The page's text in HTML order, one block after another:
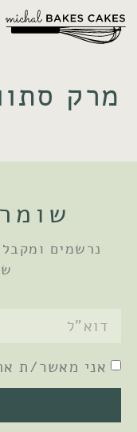
מרק
נרשמים
אני מאשר/ת